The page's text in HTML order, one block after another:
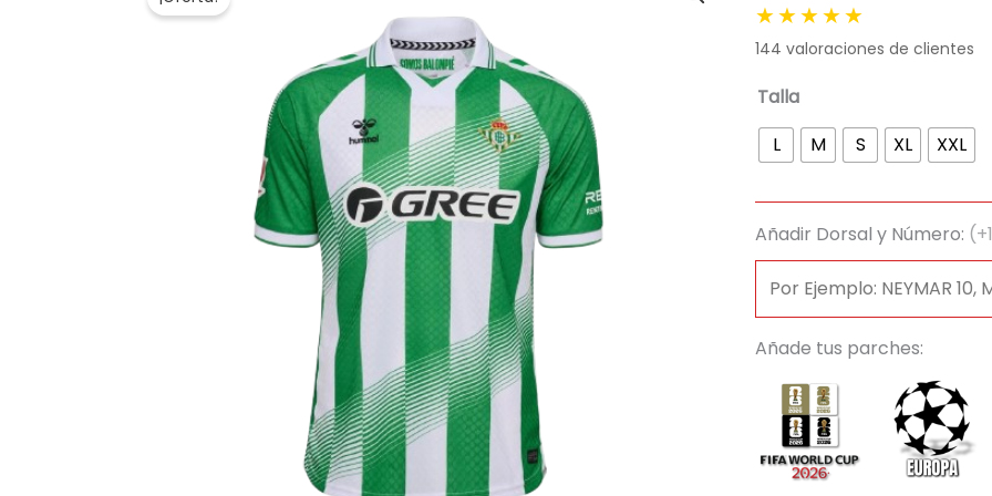
original
era:
es:
★★★★★
144 valoraciones de clientes
Talla
L
M S XL XXL
Añadir Dorsal y Número:
Añade tus parches:
Camiseta
Real
Betis
2026/27
cantidad